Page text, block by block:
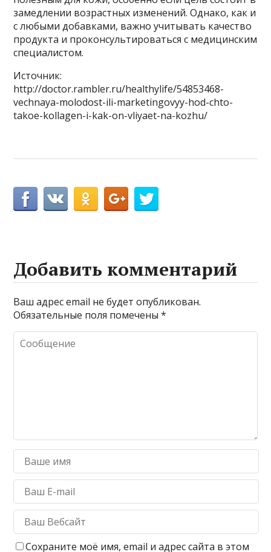
замедлении возрастных изменений. Однако, как и
с любыми добавками, важно учитывать качество
продукта и проконсультироваться с медицинским
специалистом.
Источник:
http://doctor.rambler.ru/healthylife/54853468-
vechnaya-molodost-ili-marketingovyy-hod-chto-
takoe-kollagen-i-kak-on-vliyaet-na-kozhu/
Добавить комментарий
Ваш адрес email не будет опубликован.
Обязательные поля помечены*
Сохраните моё имя, email и адрес сайта в этом